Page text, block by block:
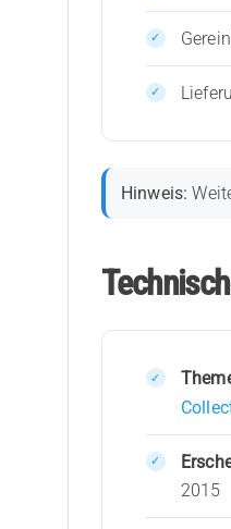
Hinweis:
2015